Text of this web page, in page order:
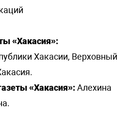
«Хакасия»:
Хакасии, Верховный
«Хакасия»:Алехина